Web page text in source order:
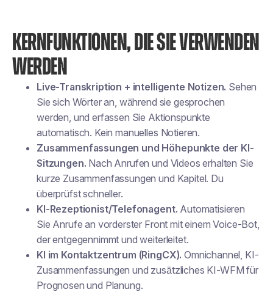
KERNFUNKTIONEN, DIE SIE VERWENDEN
WERDEN
Live-Transkription + intelligente Notizen. Sehen
Sie sich Wörter an, während sie gesprochen
werden, und erfassen Sie Aktionspunkte
automatisch. Kein manuelles Notieren.
Zusammenfassungen und Höhepunkte der KI-
Sitzungen. Nach Anrufen und Videos erhalten Sie
kurze Zusammenfassungen und Kapitel. Du
überprüfst schneller.
KI-Rezeptionist/Telefonagent. Automatisieren
Sie Anrufe an vorderster Front mit einem Voice-Bot,
der entgegennimmt und weiterleitet.
KI im Kontaktzentrum (RingCX). Omnichannel, KI-
Zusammenfassungen und zusätzliches KI-WFM für
Prognosen und Planung.